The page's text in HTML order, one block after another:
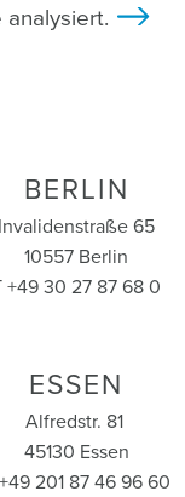
BERLIN
Invalidenstraße 65
10557 Berlin
+49 30 27 87 68 0
ESSEN
Alfredstr. 81
45130 Essen
201 87 46 96 60